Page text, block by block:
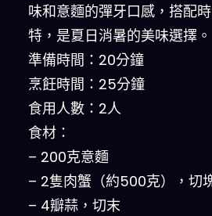
味和意麵的彈牙口感，搭配
特，是夏日消暑的美味選擇。
準備時間：20分鐘
烹飪時間：25分鐘
食用人數：2人
食材：
– 200克意麵
– 2隻肉蟹（約500克），切
– 4瓣蒜，切末